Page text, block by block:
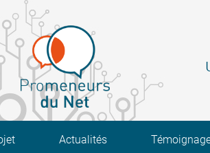
navigation
Actualités